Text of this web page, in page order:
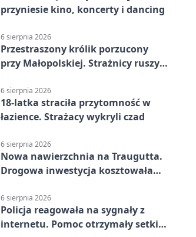
przyniesie kino, koncerty i dancing
6 sierpnia 2026
Przestraszony królik porzucony
przy Małopolskiej. Strażnicy ruszyli
6 sierpnia 2026
18-latka straciła przytomność w
łazience. Strażacy wykryli czad
6 sierpnia 2026
Nowa nawierzchnia na Traugutta.
Drogowa inwestycja kosztowała
6 sierpnia 2026
Policja reagowała na sygnały z
internetu. Pomoc otrzymały setki